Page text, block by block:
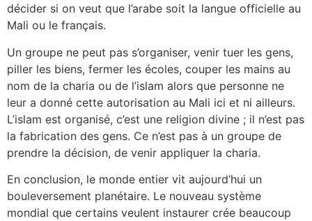
décider si on veut que l’arabe soit la langue officielle au
Mali ou le français.
Un groupe ne peut pas s’organiser, venir tuer les gens,
piller les biens, fermer les écoles, couper les mains au
nom de la charia ou de l’islam alors que personne ne
leur a donné cette autorisation au Mali ici et ni ailleurs.
L’islam est organisé, c’est une religion divine ; il n’est pas
la fabrication des gens. Ce n’est pas à un groupe de
prendre la décision, de venir appliquer la charia.
En conclusion, le monde entier vit aujourd’hui un
bouleversement planétaire. Le nouveau système
mondial que certains veulent instaurer crée beaucoup